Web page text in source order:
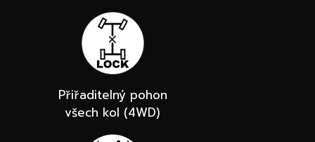
Přiřaditelný pohon
všech kol (4WD)